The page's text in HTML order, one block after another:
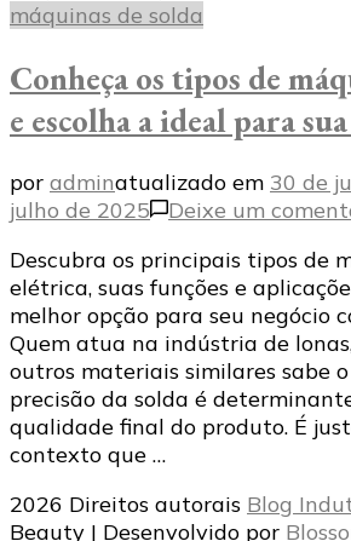
máquinas de solda
Conheça os tipos de
e escolha a ideal para
por adminatualizado em 30 de
julho de 2025
Deixe um
Descubra os principais tipos de
elétrica, suas funções e
melhor opção para seu negócio
Quem atua na indústria de
outros materiais similares sabe
precisão da solda é
qualidade final do produto. É
contexto que …
2026 Direitos autorais Blog
Beauty | Desenvolvido por